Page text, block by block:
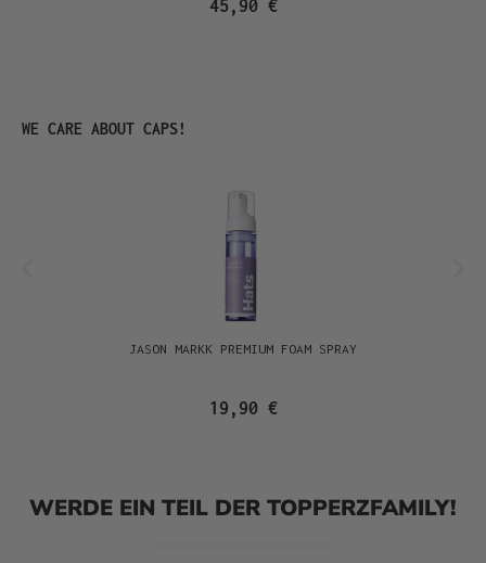
45,90 €
Produktgalerie überspringen
WE CARE ABOUT CAPS!
JASON MARKK PREMIUM FOAM SPRAY
19,90 €
WERDE EIN TEIL DER TOPPERZFAMILY!